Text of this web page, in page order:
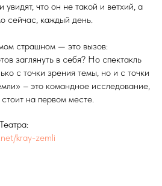
увидят, что он не такой и ветхий, а
сейчас, каждый день.
страшном — это вызов:
заглянуть в себя? Но спектакль
с точки зрения темы, но и с точки
– это командное исследование,
на первом месте.
kray-zemli